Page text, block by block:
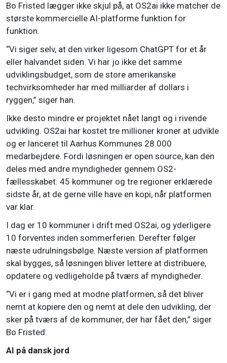
Bo Fristed lægger ikke skjul på, at OS2ai ikke matcher de
største kommercielle AI-platforme funktion for
funktion.
“Vi siger selv, at den virker ligesom ChatGPT for et år
eller halvandet siden. Vi har jo ikke det samme
udviklingsbudget, som de store amerikanske
techvirksomheder har med milliarder af dollars i
ryggen,” siger han.
Ikke desto mindre er projektet nået langt og i rivende
udvikling. OS2ai har kostet tre millioner kroner at udvikle
og er lanceret til Aarhus Kommunes 28.000
medarbejdere. Fordi løsningen er open source, kan den
deles med andre myndigheder gennem OS2-
fællesskabet. 45 kommuner og tre regioner erklærede
sidste år, at de gerne ville have en kopi, når platformen
var klar.
I dag er 10 kommuner i drift med OS2ai, og yderligere
10 forventes inden sommerferien. Derefter følger
næste udrulningsbølge. Næste version af platformen
skal bygges, så løsningen bliver lettere at distribuere,
opdatere og vedligeholde på tværs af myndigheder.
“Vi er i gang med at modne platformen, så det bliver
nemt at kopiere den og nemt at dele den udvikling, der
sker på tværs af de kommuner, der har fået den,” siger
Bo Fristed.
AI på dansk jord